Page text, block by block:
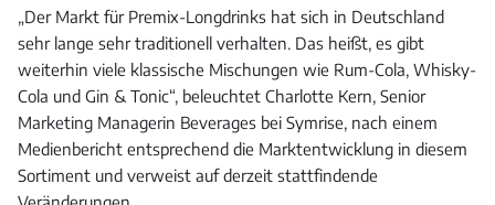
„Der Markt für Premix-Longdrinks hat sich in Deutschland
sehr lange sehr traditionell verhalten. Das heißt, es gibt
weiterhin viele klassische Mischungen wie Rum-Cola, Whisky-
Cola und Gin & Tonic“, beleuchtet Charlotte Kern, Senior
Marketing Managerin Beverages bei Symrise, nach einem
Medienbericht entsprechend die Marktentwicklung in diesem
Sortiment und verweist auf derzeit stattfindende